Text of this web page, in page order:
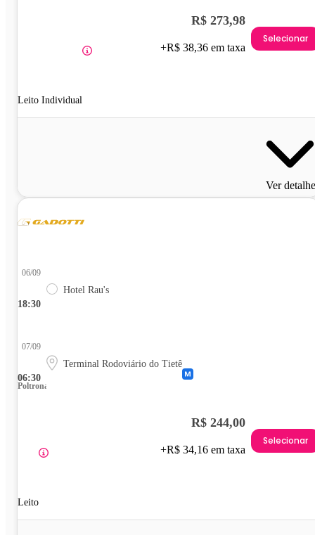
Leito Individual
R$ 273,98
+R$ 38,36 em taxa
Selecionar
Ver
18:30
06/09
Hotel Rau's
06:30
07/09
Terminal Rodoviário do Tietê
Poltrona
Leito
R$ 244,00
+R$ 34,16 em taxa
Selecionar